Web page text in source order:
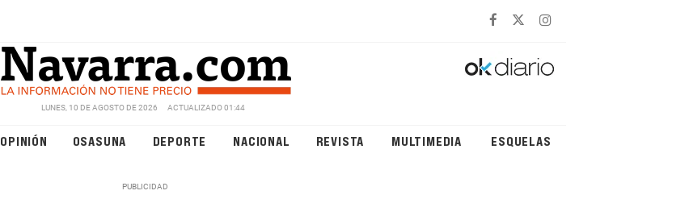
LUNES, 10 DE AGOSTO DE 2026 ACTUALIZADO 01:44
OPINIÓN OSASUNA DEPORTE NACIONAL REVISTA MULTIMEDIA ESQUELAS